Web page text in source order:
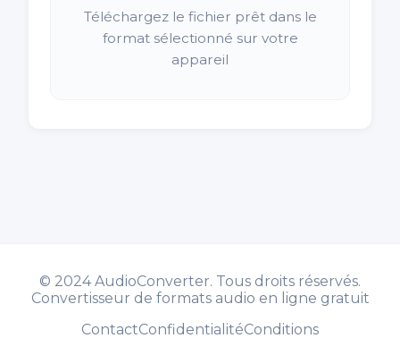
Téléchargez le fichier prêt dans le
format sélectionné sur votre
appareil
© 2024 AudioConverter. Tous droits réservés.
Convertisseur de formats audio en ligne gratuit
ContactConfidentialitéConditions